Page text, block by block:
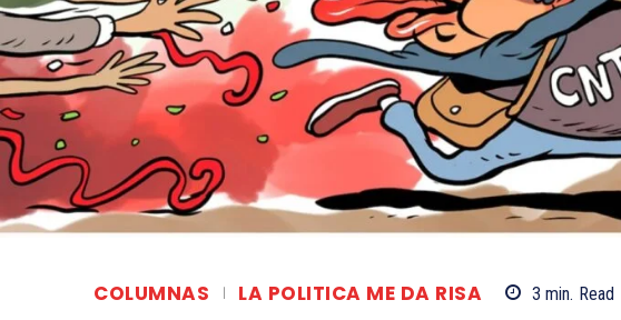
COLUMNAS LA POLITICA ME DA RISA 3 min. Read